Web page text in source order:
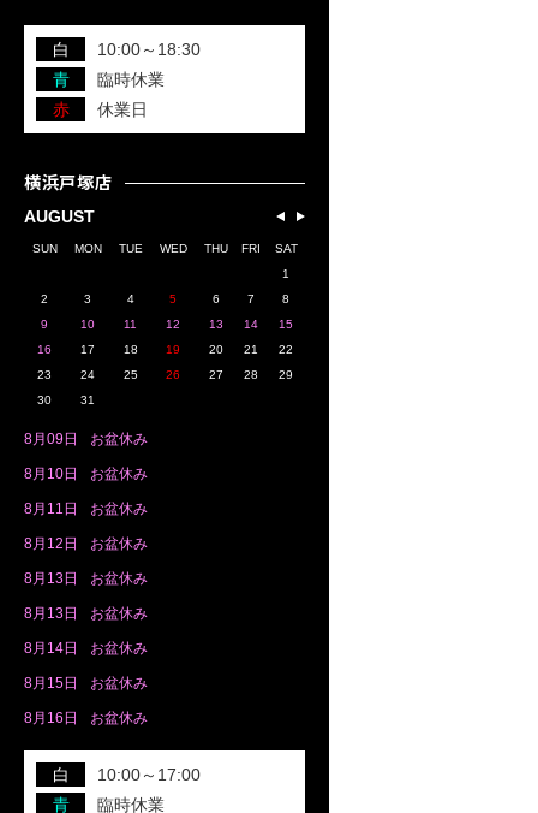
白
10:00～18:30
青
臨時休業
赤
休業日
横浜戸塚店
AUGUST
SUN MON TUE WED THU FRI
SAT
1
2
3 4 5 6 7
8
9
10 11 12 13 14
15
16
17 18 19 20 21
22
23
24 25 26 27 28
29
30
31
8月 09日 お盆休み
8月 10日 お盆休み
8月 11日 お盆休み
8月 12日 お盆休み
8月 13日 お盆休み
8月 13日 お盆休み
8月 14日 お盆休み
8月 15日 お盆休み
8月 16日 お盆休み
白
10:00～17:00
青
臨時休業